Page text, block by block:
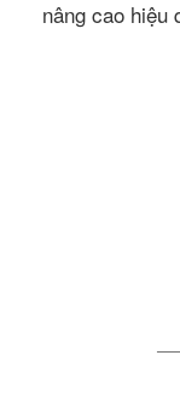
nâng cao hiệu